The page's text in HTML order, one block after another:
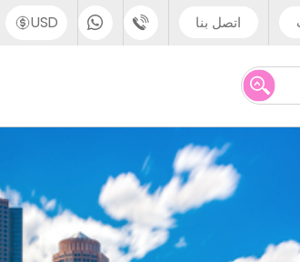
اتصل بنا
20 3871 8666
(646) 718 6172
USD